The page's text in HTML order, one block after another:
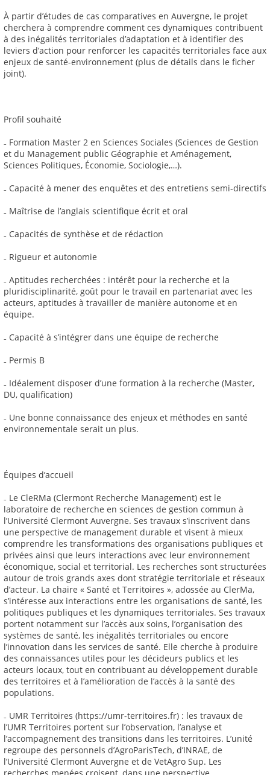
À partir d’études de cas comparatives en Auvergne, le projet
cherchera à comprendre comment ces dynamiques contribuent
à des inégalités territoriales d’adaptation et à identifier des
leviers d’action pour renforcer les capacités territoriales face aux
enjeux de santé-environnement (plus de détails dans le ficher
joint).
Profil souhaité
₋ Formation Master 2 en Sciences Sociales (Sciences de Gestion
et du Management public Géographie et Aménagement,
Sciences Politiques, Économie, Sociologie,…).
₋ Capacité à mener des enquêtes et des entretiens semi-directifs
₋ Maîtrise de l’anglais scientifique écrit et oral
₋ Capacités de synthèse et de rédaction
₋ Rigueur et autonomie
₋ Aptitudes recherchées : intérêt pour la recherche et la
pluridisciplinarité, goût pour le travail en partenariat avec les
acteurs, aptitudes à travailler de manière autonome et en
équipe.
₋ Capacité à s’intégrer dans une équipe de recherche
₋ Permis B
₋ Idéalement disposer d’une formation à la recherche (Master,
DU, qualification)
₋ Une bonne connaissance des enjeux et méthodes en santé
environnementale serait un plus.
Équipes d’accueil
₋ Le CleRMa (Clermont Recherche Management) est le
laboratoire de recherche en sciences de gestion commun à
l’Université Clermont Auvergne. Ses travaux s’inscrivent dans
une perspective de management durable et visent à mieux
comprendre les transformations des organisations publiques et
privées ainsi que leurs interactions avec leur environnement
économique, social et territorial. Les recherches sont structurées
autour de trois grands axes dont stratégie territoriale et réseaux
d’acteur. La chaire « Santé et Territoires », adossée au ClerMa,
s’intéresse aux interactions entre les organisations de santé, les
politiques publiques et les dynamiques territoriales. Ses travaux
portent notamment sur l’accès aux soins, l’organisation des
systèmes de santé, les inégalités territoriales ou encore
l’innovation dans les services de santé. Elle cherche à produire
des connaissances utiles pour les décideurs publics et les
acteurs locaux, tout en contribuant au développement durable
des territoires et à l’amélioration de l’accès à la santé des
populations.
₋ UMR Territoires (https://umr-territoires.fr) : les travaux de
l’UMR Territoires portent sur l’observation, l’analyse et
l’accompagnement des transitions dans les territoires. L’unité
regroupe des personnels d’AgroParisTech, d’INRAE, de
l’Université Clermont Auvergne et de VetAgro Sup. Les